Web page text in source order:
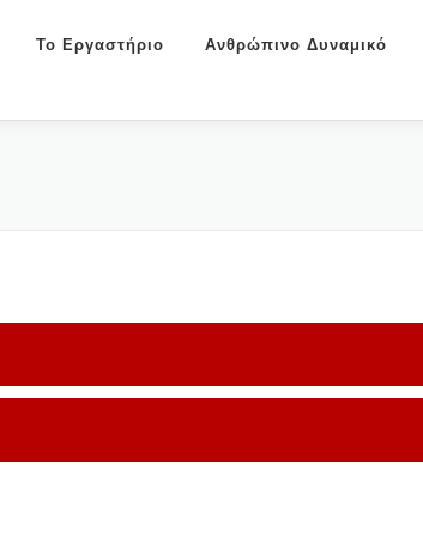
Το Εργαστήριο Ανθρώπινο Δυναμικό